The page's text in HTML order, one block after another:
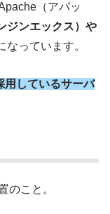
（アパッ
ジンエックス）や
なっています。
しているサーバ
のこと。